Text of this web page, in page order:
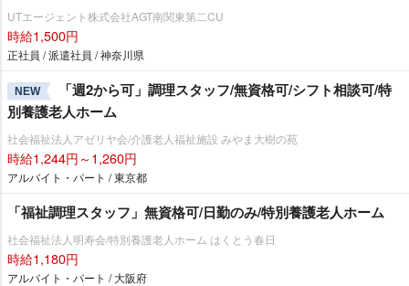
UTエージェント株式会社AGT南関東第二CU
時給1,500円
正社員 / 派遣社員 / 神奈川県
NEW
「週2から可」調理スタッフ/無資格可/シフト相談可/特
別養護老人ホーム
社会福祉法人アゼリヤ会/介護老人福祉施設 みやま大樹の苑
時給1,244円～1,260円
アルバイト・パート / 東京都
「福祉調理スタッフ」無資格可/日勤のみ/特別養護老人ホーム
社会福祉法人明寿会/特別養護老人ホーム はくとう春日
時給1,180円
アルバイト・パート / 大阪府